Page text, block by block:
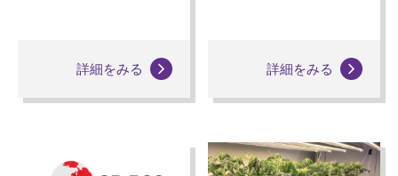
詳細をみる 詳細をみる